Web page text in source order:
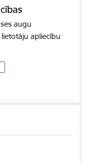
augu
apliecību